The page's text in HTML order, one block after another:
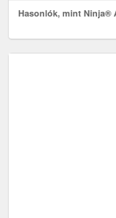
Hasonlók, mint Ninja®